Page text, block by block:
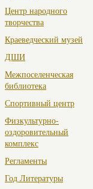
Центр народного
творчества
Краеведческий музей
ДШИ
Межпоселенческая
библиотека
Спортивный центр
Физкультурно-
оздоровительный
комплекс
Регламенты
Год Литературы